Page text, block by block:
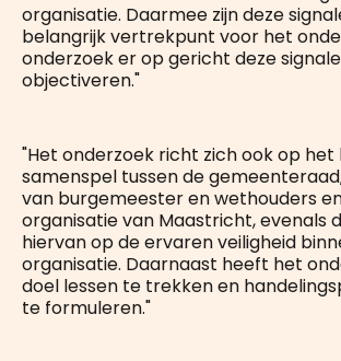
organisatie. Daarmee zijn deze
belangrijk vertrekpunt voor het
onderzoek er op gericht deze
objectiveren."
"Het onderzoek richt zich ook op
samenspel tussen de
van burgemeester en wethouders
organisatie van Maastricht, evenals
hiervan op de ervaren veiligheid
organisatie. Daarnaast heeft het
doel lessen te trekken en
te formuleren."